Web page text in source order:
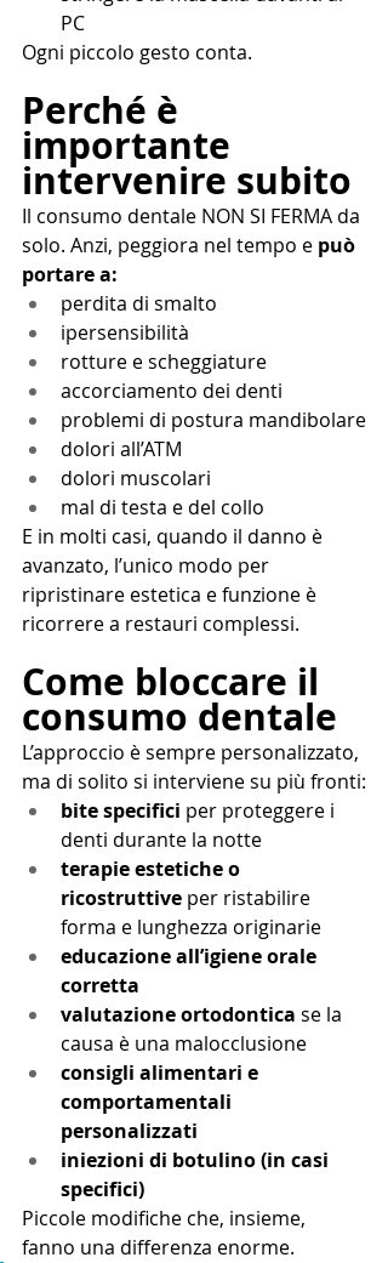
PC
Ogni piccolo gesto conta.
Perché è
importante
intervenire subito
Il consumo dentale NON SI FERMA da
solo. Anzi, peggiora nel tempo e può
portare a:
perdita di smalto
ipersensibilità
rotture e scheggiature
accorciamento dei denti
problemi di postura mandibolare
dolori all’ATM
dolori muscolari
mal di testa e del collo
E in molti casi, quando il danno è
avanzato, l’unico modo per
ripristinare estetica e funzione è
ricorrere a restauri complessi.
Come bloccare il
consumo dentale
L’approccio è sempre personalizzato,
ma di solito si interviene su più fronti:
bite specifici per proteggere i
denti durante la notte
terapie estetiche o
ricostruttive per ristabilire
forma e lunghezza originarie
educazione all’igiene orale
corretta
valutazione ortodontica se la
causa è una malocclusione
consigli alimentari e
comportamentali
personalizzati
iniezioni di botulino (in casi
specifici)
Piccole modifiche che, insieme,
fanno una differenza enorme.